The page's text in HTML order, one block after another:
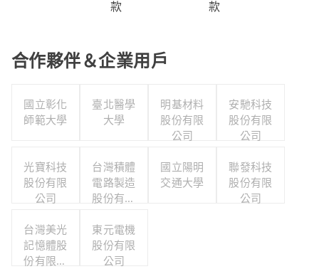
款 款
合作夥伴＆企業用戶
國立彰化
師範大學
臺北醫學
大學
明基材料
股份有限
公司
安馳科技
股份有限
公司
光寶科技
股份有限
公司
台灣積體
電路製造
股份有限
國立陽明
交通大學
聯發科技
股份有限
公司
台灣美光
記憶體股
份有限公
東元電機
股份有限
公司